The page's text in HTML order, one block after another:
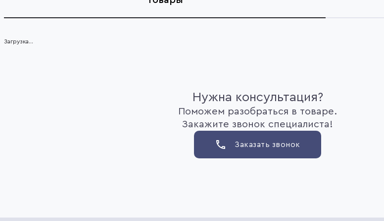
Загрузка...
Нужна консультация?
Поможем разобраться в товаре.
Закажите звонок специалиста!
Заказать звонок